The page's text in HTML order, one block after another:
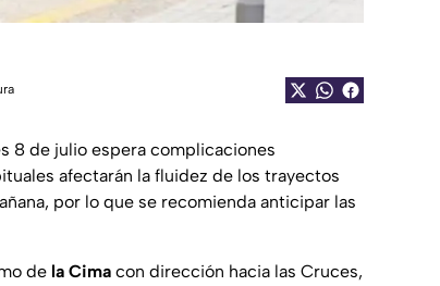
8 de julio espera complicaciones
afectarán la fluidez de los trayectos
por lo que se recomienda anticipar las
de la Cima con dirección hacia las Cruces,